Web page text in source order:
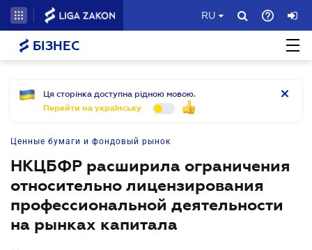
RU
БІЗНЕС
Ця сторінка доступна рідною мовою.
Перейти на українську
Ценные бумаги и фондовый рынок
НКЦБФР расширила ограничения
относительно лицензирования
профессиональной деятельности
на рынках капитала